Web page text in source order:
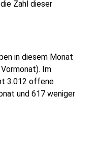
Zahl dieser
in diesem Monat
Im
3.012 offene
und 617 weniger